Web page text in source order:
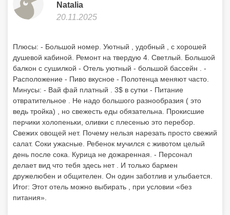
Natalia
20.11.2025
Плюсы: - Большой номер. Уютный , удобный , с хорошей
душевой кабиной. Ремонт на твердую 4. Светлый. Большой
балкон с сушилкой - Отель уютный - большой бассейн . -
Расположение - Пиво вкусное - Полотенца меняют часто.
Минусы: - Вай фай платный . 3$ в сутки - Питание
отвратительное . Не надо большого разнообразия ( это
ведь тройка) , но свежесть еды обязательна. Прокисшие
перчики холопеньки, оливки с плесенью это перебор.
Свежих овощей нет. Почему нельзя нарезать просто свежий
салат. Соки ужасные. Ребенок мучился с животом целый
день после сока. Курица не дожаренная. - Персонал
делает вид что тебя здесь нет . И только бармен
дружелюбен и общителен. Он один заботлив и улыбается.
Итог: Этот отель можно выбирать , при условии «без
питания».